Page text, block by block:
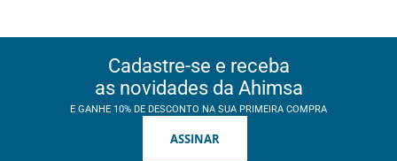
Cadastre-se e receba
as novidades da Ahimsa
E GANHE 10% DE DESCONTO NA SUA PRIMEIRA COMPRA
ASSINAR